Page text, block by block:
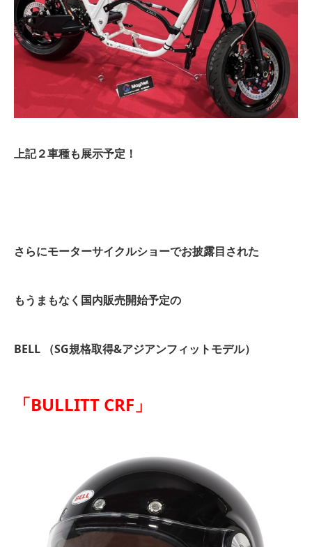
上記２車種も展示予定！
さらにモーターサイクルショーでお披露目された
もうまもなく国内販売開始予定の
BELL （SG規格取得&アジアンフィットモデル）
「BULLITT CRF」